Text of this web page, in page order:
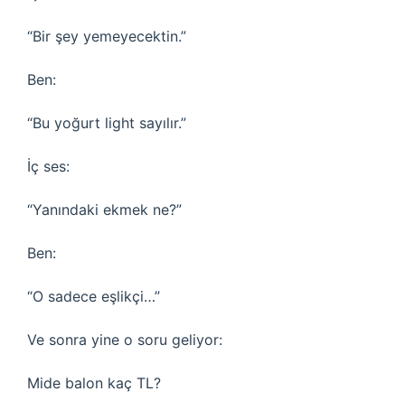
“Bir şey yemeyecektin.”
Ben:
“Bu yoğurt light sayılır.”
İç ses:
“Yanındaki ekmek ne?”
Ben:
“O sadece eşlikçi…”
Ve sonra yine o soru geliyor:
Mide balon kaç TL?